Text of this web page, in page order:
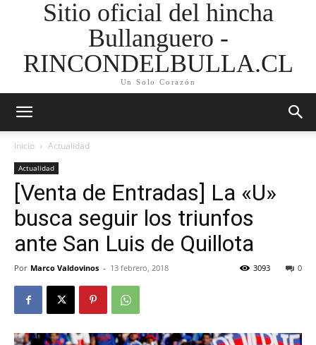
Sitio oficial del hincha
Bullanguero -
RINCONDELBULLA.CL
Un Solo Corazón
Inicio Actualidad
Actualidad
[Venta de Entradas] La «U»
busca seguir los triunfos
ante San Luis de Quillota
Por Marco Valdovinos - 13 febrero, 2018 0
3093